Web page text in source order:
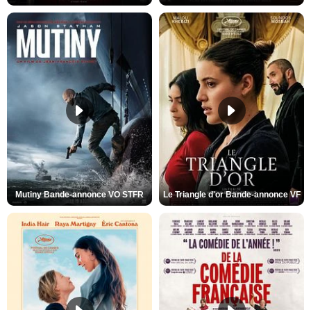
Mutiny Bande-annonce VO STFR Le Triangle d'or Bande-annonce VF